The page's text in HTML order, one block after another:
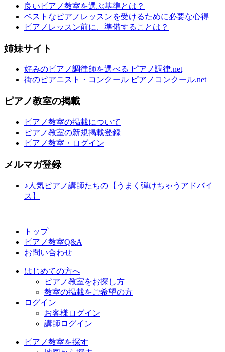
良いピアノ教室を選ぶ基準とは？
ベストなピアノレッスンを受けるために必要な心得
ピアノレッスン前に、準備することは？
姉妹サイト
好みのピアノ調律師を選べる ピアノ調律.net
街のピアニスト・コンクール ピアノコンクール.net
ピアノ教室の掲載
ピアノ教室の掲載について
ピアノ教室の新規掲載登録
ピアノ教室・ログイン
メルマガ登録
♪人気ピアノ講師たちの【うまく弾けちゃうアドバイ
ス】
トップ
ピアノ教室Q&A
お問い合わせ
はじめての方へ
ピアノ教室をお探し方
教室の掲載をご希望の方
ログイン
お客様ログイン
講師ログイン
ピアノ教室を探す